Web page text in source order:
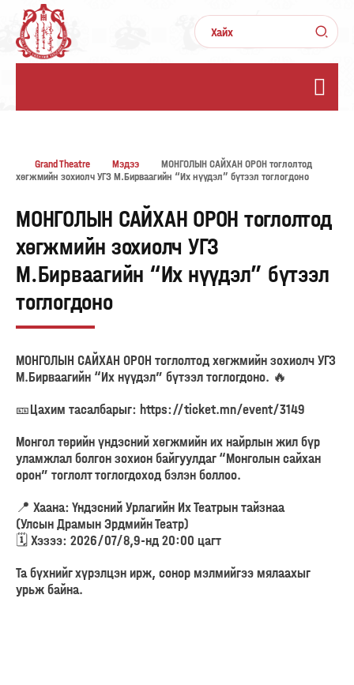
Grand Theatre Мэдээ
МОНГОЛЫН САЙХАН ОРОН тоглолтод
хөгжмийн зохиолч УГЗ М.Бирваагийн “Их нүүдэл” бүтээл тоглогдоно
МОНГОЛЫН САЙХАН ОРОН тоглолтод
хөгжмийн зохиолч УГЗ
М.Бирваагийн “Их нүүдэл” бүтээл
тоглогдоно
МОНГОЛЫН САЙХАН ОРОН тоглолтод хөгжмийн зохиолч УГЗ
М.Бирваагийн “Их нүүдэл” бүтээл тоглогдоно. 🔥
🎫Цахим тасалбарыг: https://ticket.mn/event/3149
Монгол төрийн үндэсний хөгжмийн их найрлын жил бүр
уламжлал болгон зохион байгуулдаг “Монголын сайхан
орон” тоглолт тоглогдоход бэлэн боллоо.
📍 Хаана: Үндэсний Урлагийн Их Театрын тайзнаа
(Улсын Драмын Эрдмийн Театр)
🗓️ Хэзээ: 2026/07/8,9-нд 20:00 цагт
Та бүхнийг хүрэлцэн ирж, сонор мэлмийгээ мялаахыг
урьж байна.